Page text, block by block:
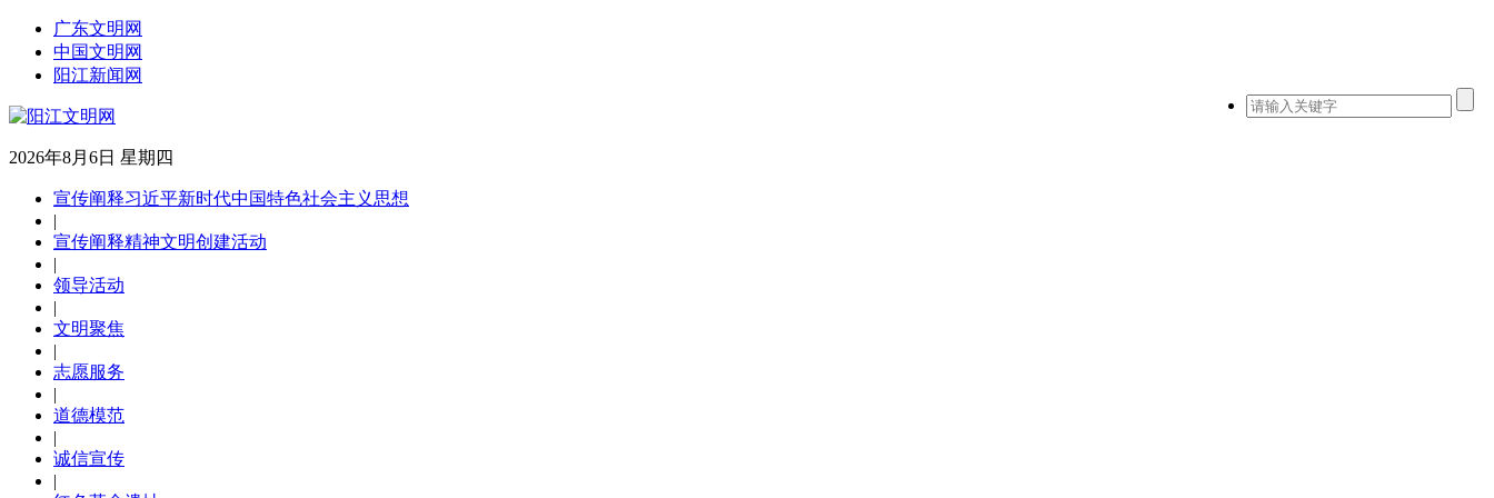
广东文明网
中国文明网
阳江新闻网
2026年8月6日 星期四
宣传阐释习近平新时代中国特色社会主义思想
|
宣传阐释精神文明创建活动
|
领导活动
|
文明聚焦
|
志愿服务
|
道德模范
|
诚信宣传
|